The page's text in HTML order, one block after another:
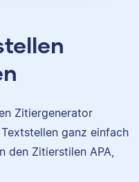
Zitiergenerator
ganz einfach
den Zitierstilen APA,